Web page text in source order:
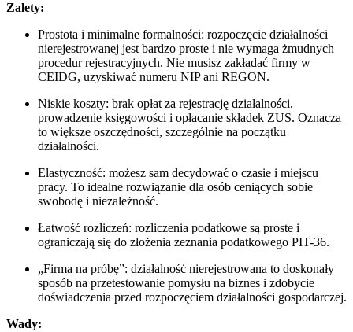
Zalety:
Prostota i minimalne formalności: rozpoczęcie działalności
nierejestrowanej jest bardzo proste i nie wymaga żmudnych
procedur rejestracyjnych. Nie musisz zakładać firmy w
CEIDG, uzyskiwać numeru NIP ani REGON.
Niskie koszty: brak opłat za rejestrację działalności,
prowadzenie księgowości i opłacanie składek ZUS. Oznacza
to większe oszczędności, szczególnie na początku
działalności.
Elastyczność: możesz sam decydować o czasie i miejscu
pracy. To idealne rozwiązanie dla osób ceniących sobie
swobodę i niezależność.
Łatwość rozliczeń: rozliczenia podatkowe są proste i
ograniczają się do złożenia zeznania podatkowego PIT-36.
„Firma na próbę”: działalność nierejestrowana to doskonały
sposób na przetestowanie pomysłu na biznes i zdobycie
doświadczenia przed rozpoczęciem działalności gospodarczej.
Wady: